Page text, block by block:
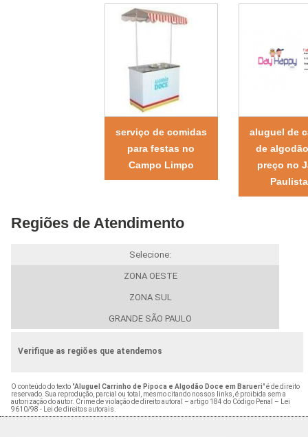
serviço de comidas
para festas no
Campo Limpo
aluguel de
de
preço no
Regiões de Atendimento
Selecione:
ZONA OESTE
ZONA SUL
GRANDE SÃO PAULO
Verifique as regiões que atendemos
O conteúdo do texto "Aluguel Carrinho de Pipoca e Algodão Doce em Barueri" é de direito
reservado. Sua reprodução, parcial ou total, mesmo citando nossos links, é proibida sem a
autorização do autor. Crime de violação de direito autoral – artigo 184 do Código Penal – Lei
9610/98 - Lei de direitos autorais.